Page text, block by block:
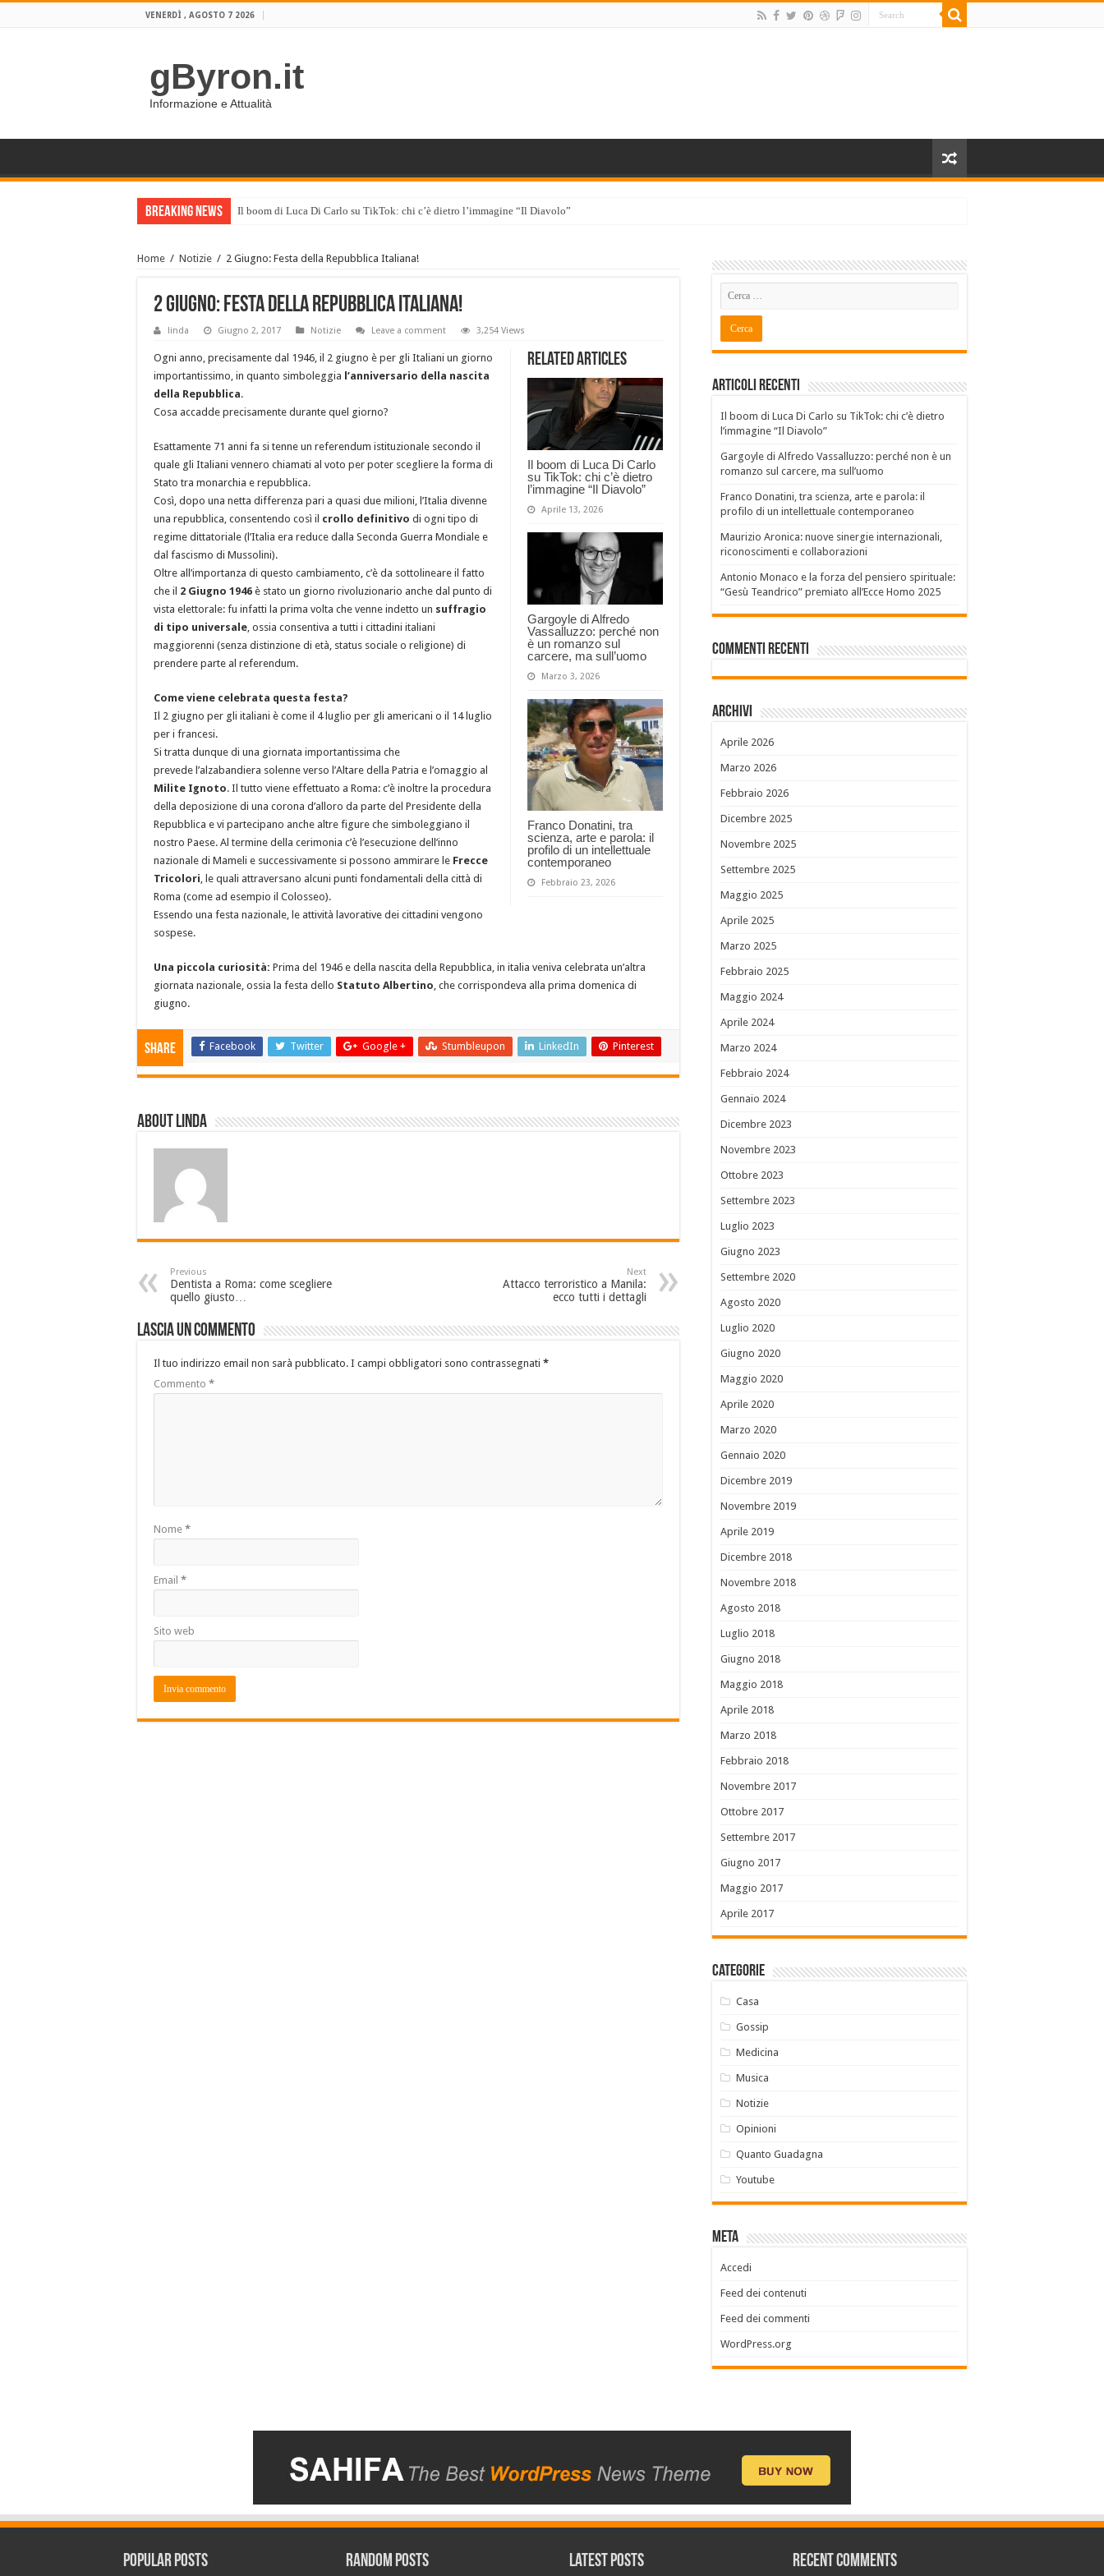
VENERDÌ , AGOSTO 7 2026
gByron.it
Informazione e Attualità
Breaking News Il boom di Luca Di Carlo su TikTok: chi c’è dietro l’immagine “Il Diavolo”
Home / Notizie / 2 Giugno: Festa della Repubblica Italiana!
2 Giugno: Festa della Repubblica Italiana!
linda Giugno 2, 2017 Notizie Leave a comment 3,254 Views
Related Articles
Il boom di Luca Di Carlo
su TikTok: chi c’è dietro
l’immagine “Il Diavolo”
Aprile 13, 2026
Gargoyle di Alfredo
Vassalluzzo: perché non
è un romanzo sul
carcere, ma sull’uomo
Marzo 3, 2026
Franco Donatini, tra
scienza, arte e parola: il
profilo di un intellettuale
contemporaneo
Febbraio 23, 2026
Ogni anno, precisamente dal 1946, il 2 giugno è per gli Italiani un giorno
importantissimo, in quanto simboleggia l’anniversario della nascita
della Repubblica.
Cosa accadde precisamente durante quel giorno?
Esattamente 71 anni fa si tenne un referendum istituzionale secondo il
quale gli Italiani vennero chiamati al voto per poter scegliere la forma di
Stato tra monarchia e repubblica.
Così, dopo una netta differenza pari a quasi due milioni, l’Italia divenne
una repubblica, consentendo così il crollo definitivo di ogni tipo di
regime dittatoriale (l’Italia era reduce dalla Seconda Guerra Mondiale e
dal fascismo di Mussolini).
Oltre all’importanza di questo cambiamento, c’è da sottolineare il fatto
che il 2 Giugno 1946 è stato un giorno rivoluzionario anche dal punto di
vista elettorale: fu infatti la prima volta che venne indetto un suffragio
di tipo universale, ossia consentiva a tutti i cittadini italiani
maggiorenni (senza distinzione di età, status sociale o religione) di
prendere parte al referendum.
Come viene celebrata questa festa?
Il 2 giugno per gli italiani è come il 4 luglio per gli americani o il 14 luglio
per i francesi.
Si tratta dunque di una giornata importantissima che
prevede l’alzabandiera solenne verso l’Altare della Patria e l’omaggio al
Milite Ignoto. Il tutto viene effettuato a Roma: c’è inoltre la procedura
della deposizione di una corona d’alloro da parte del Presidente della
Repubblica e vi partecipano anche altre figure che simboleggiano il
nostro Paese. Al termine della cerimonia c’è l’esecuzione dell’inno
nazionale di Mameli e successivamente si possono ammirare le Frecce
Tricolori, le quali attraversano alcuni punti fondamentali della città di
Roma (come ad esempio il Colosseo).
Essendo una festa nazionale, le attività lavorative dei cittadini vengono
sospese.
Una piccola curiosità: Prima del 1946 e della nascita della Repubblica, in italia veniva celebrata un’altra
giornata nazionale, ossia la festa dello Statuto Albertino, che corrispondeva alla prima domenica di
giugno.
Share Facebook Twitter Google + Stumbleupon LinkedIn Pinterest
About linda
Previous
Dentista a Roma: come scegliere
quello giusto…
Next
Attacco terroristico a Manila:
ecco tutti i dettagli
Lascia un commento
Il tuo indirizzo email non sarà pubblicato. I campi obbligatori sono contrassegnati *
Commento *
Nome *
Email *
Sito web
Articoli recenti
Il boom di Luca Di Carlo su TikTok: chi c’è dietro
l’immagine “Il Diavolo”
Gargoyle di Alfredo Vassalluzzo: perché non è un
romanzo sul carcere, ma sull’uomo
Franco Donatini, tra scienza, arte e parola: il
profilo di un intellettuale contemporaneo
Maurizio Aronica: nuove sinergie internazionali,
riconoscimenti e collaborazioni
Antonio Monaco e la forza del pensiero spirituale:
“Gesù Teandrico” premiato all’Ecce Homo 2025
Commenti recenti
Archivi
Aprile 2026
Marzo 2026
Febbraio 2026
Dicembre 2025
Novembre 2025
Settembre 2025
Maggio 2025
Aprile 2025
Marzo 2025
Febbraio 2025
Maggio 2024
Aprile 2024
Marzo 2024
Febbraio 2024
Gennaio 2024
Dicembre 2023
Novembre 2023
Ottobre 2023
Settembre 2023
Luglio 2023
Giugno 2023
Settembre 2020
Agosto 2020
Luglio 2020
Giugno 2020
Maggio 2020
Aprile 2020
Marzo 2020
Gennaio 2020
Dicembre 2019
Novembre 2019
Aprile 2019
Dicembre 2018
Novembre 2018
Agosto 2018
Luglio 2018
Giugno 2018
Maggio 2018
Aprile 2018
Marzo 2018
Febbraio 2018
Novembre 2017
Ottobre 2017
Settembre 2017
Giugno 2017
Maggio 2017
Aprile 2017
Categorie
Casa
Gossip
Medicina
Musica
Notizie
Opinioni
Quanto Guadagna
Youtube
Meta
Accedi
Feed dei contenuti
Feed dei commenti
WordPress.org
Popular Posts Random Posts Latest Posts Recent Comments